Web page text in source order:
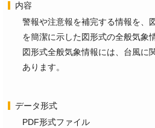
内容
警報や注意報を補完する情報を、
を簡潔に示した図形式の全般気象情
図形式全般気象情報には、台風に
あります。
データ形式
PDF形式ファイル